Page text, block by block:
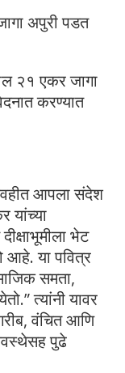
अपुरी पडत
२१ एकर जागा
करण्यात
आपला संदेश
यांच्या
भेट
आहे. या पवित्र
समता,
त्यांनी यावर
वंचित आणि
पुढे